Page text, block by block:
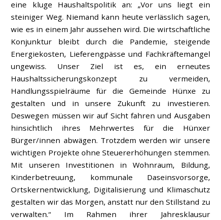
eine kluge Haushaltspolitik an: „Vor uns liegt ein
steiniger Weg. Niemand kann heute verlässlich sagen,
wie es in einem Jahr aussehen wird. Die wirtschaftliche
Konjunktur bleibt durch die Pandemie, steigende
Energiekosten, Lieferengpässe und Fachkräftemangel
ungewiss. Unser Ziel ist es, ein erneutes
Haushaltssicherungskonzept zu vermeiden,
Handlungsspielräume für die Gemeinde Hünxe zu
gestalten und in unsere Zukunft zu investieren.
Deswegen müssen wir auf Sicht fahren und Ausgaben
hinsichtlich ihres Mehrwertes für die Hünxer
Bürger/innen abwägen. Trotzdem werden wir unsere
wichtigen Projekte ohne Steuererhöhungen stemmen.
Mit unseren Investitionen in Wohnraum, Bildung,
Kinderbetreuung, kommunale Daseinsvorsorge,
Ortskernentwicklung, Digitalisierung und Klimaschutz
gestalten wir das Morgen, anstatt nur den Stillstand zu
verwalten.“ Im Rahmen ihrer Jahresklausur